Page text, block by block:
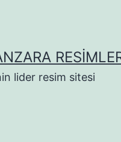
lider resim sitesi